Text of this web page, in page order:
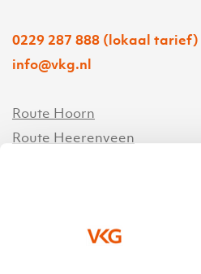
0229 287 888 (lokaal tarief)
info@vkg.nl
Route Hoorn
Route Heerenveen